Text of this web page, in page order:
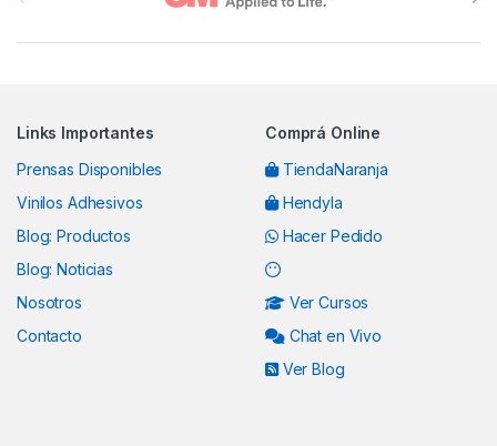
Links Importantes
Prensas Disponibles
Vinilos Adhesivos
Blog: Productos
Blog: Noticias
Nosotros
Contacto
Comprá Online
TiendaNaranja
Hendyla
Hacer Pedido
Ver Cursos
Chat en Vivo
Ver Blog